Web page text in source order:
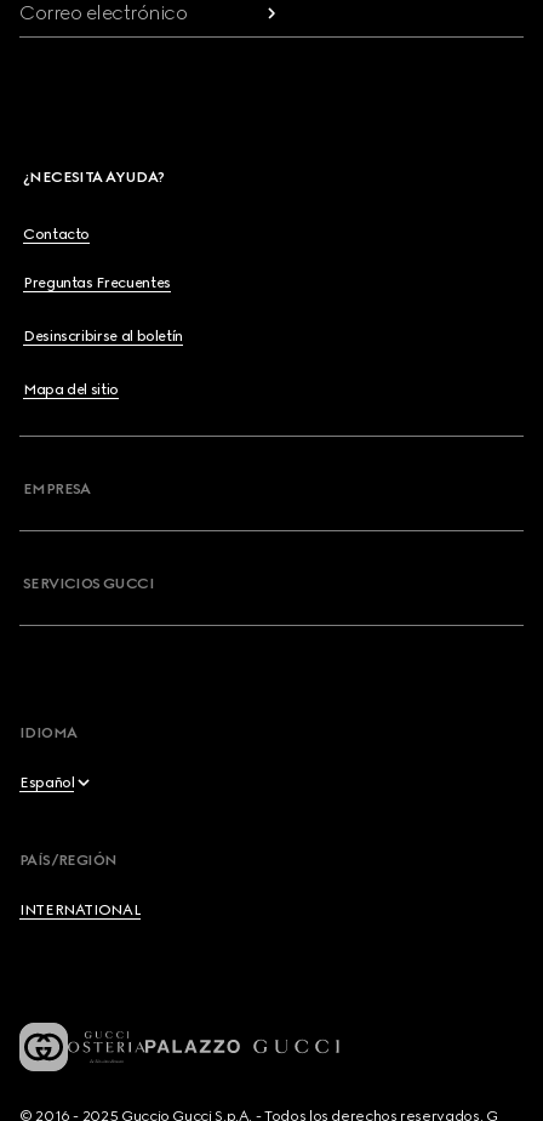
Correo electrónico
¿NECESITA AYUDA?
Contacto
Preguntas Frecuentes
Desinscribirse al boletín
Mapa del sitio
EMPRESA
SERVICIOS GUCCI
IDIOMA
Español
Français
PAÍS/REGIÓN
INTERNATIONAL
© 2016 - 2025 Guccio Gucci S.p.A. - Todos los derechos reservados. G